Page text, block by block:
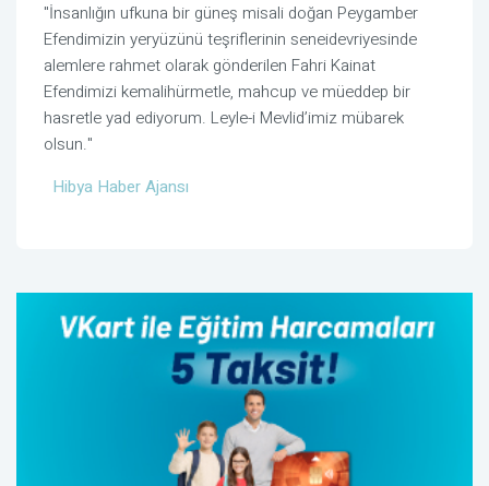
"İnsanlığın ufkuna bir güneş misali doğan Peygamber
Efendimizin yeryüzünü teşriflerinin seneidevriyesinde
alemlere rahmet olarak gönderilen Fahri Kainat
Efendimizi kemalihürmetle, mahcup ve müeddep bir
hasretle yad ediyorum. Leyle-i Mevlid’imiz mübarek
olsun."
Hibya Haber Ajansı